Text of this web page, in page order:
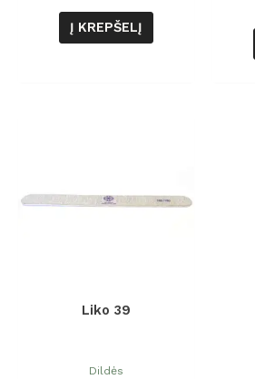
Į KREPŠELĮ
Liko 39
Dildės